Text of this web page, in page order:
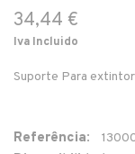
34,44 €
Iva Incluido
Suporte Para
Referência: